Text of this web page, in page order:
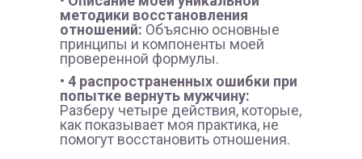
• 4 распространенных ошибки при
попытке вернуть мужчину:
Разберу четыре действия, которые,
как показывает моя практика, не
помогут восстановить отношения.
методики восстановления
отношений: Объясню основные
принципы и компоненты моей
проверенной формулы.